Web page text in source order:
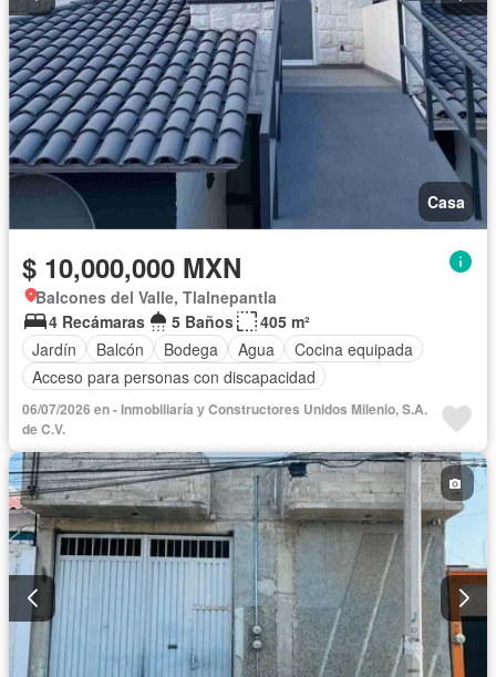
Casa
$ 10,000,000 MXN
Balcones del Valle, Tlalnepantla
4 Recámaras
5 Baños
405 m²
Jardín
Balcón Bodega Agua
Cocina equipada
Acceso para personas con discapacidad
06/07/2026 en - Inmobiliaría у Constructores Unidos Milenio, S.A.
de C.V.